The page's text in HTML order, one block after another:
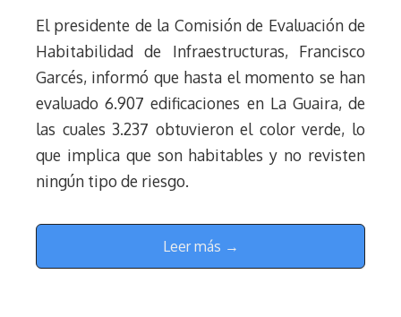
El presidente de la Comisión de Evaluación de
Habitabilidad de Infraestructuras, Francisco
Garcés, informó que hasta el momento se han
evaluado 6.907 edificaciones en La Guaira, de
las cuales 3.237 obtuvieron el color verde, lo
que implica que son habitables y no revisten
ningún tipo de riesgo.
Leer más →